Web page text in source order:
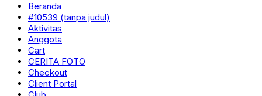
Beranda
#10539 (tanpa judul)
Aktivitas
Anggota
Cart
CERITA FOTO
Checkout
Client Portal